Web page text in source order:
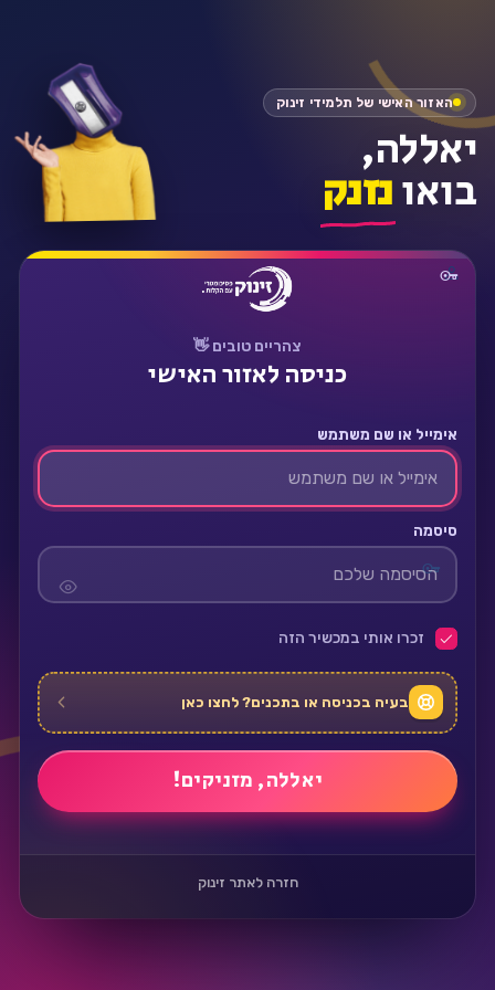
צהריים טובים 👋
כניסה לאזור האישי
אימייל או שם משתמש
סיסמה
זכרו אותי במכשיר הזה
בעיה בכניסה או בתכנים? לחצו כאן
חזרה לאתר זינוק
האזור האישי של תלמידי זינוק
יאללה,
בואונזנק